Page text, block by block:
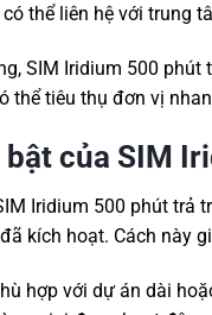
thể liên hệ với trung
SIM Iridium 500
thể tiêu thụ đơn vị
của SIM
Iridium 500 phút trả
kích hoạt. Cách này
hợp với dự án dài